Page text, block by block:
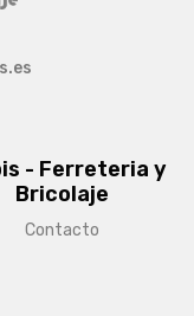
- Ferreteria y
Bricolaje
Contacto